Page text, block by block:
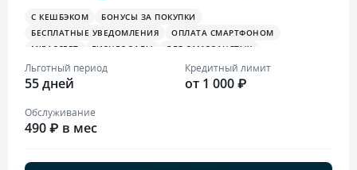
С КЕШБЭКОМ
БОНУСЫ ЗА ПОКУПКИ
БЕСПЛАТНЫЕ УВЕДОМЛЕНИЯ
ОПЛАТА СМАРТФОНОМ
MIRACCEPT
БИЗНЕС-ЗАЛЫ
ДЛЯ САМОЗАНЯТЫХ
ПЛАТЕЖНЫЙ СТИКЕР
Льготный период
55 дней
Кредитный лимит
от 1 000 ₽
Обслуживание
490 ₽ в мес